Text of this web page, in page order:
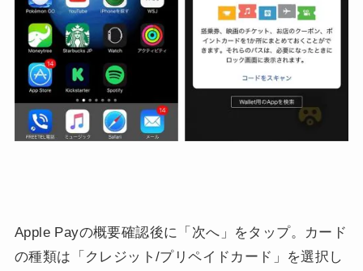
Apple Payの概要確認後に「次へ」をタップ。カード
の種類は「クレジット/プリペイドカード」を選択し